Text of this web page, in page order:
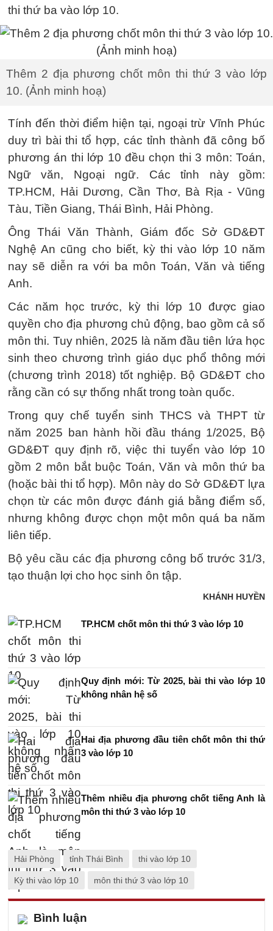
thi thứ ba vào lớp 10.
Thêm 2 địa phương chốt môn thi thứ 3 vào lớp
10. (Ảnh minh hoạ)
Tính đến thời điểm hiện tại, ngoại trừ Vĩnh Phúc
duy trì bài thi tổ hợp, các tỉnh thành đã công bố
phương án thi lớp 10 đều chọn thi 3 môn: Toán,
Ngữ văn, Ngoại ngữ. Các tỉnh này gồm:
TP.HCM, Hải Dương, Cần Thơ, Bà Rịa - Vũng
Tàu, Tiền Giang, Thái Bình, Hải Phòng.
Ông Thái Văn Thành, Giám đốc Sở GD&ĐT
Nghệ An cũng cho biết, kỳ thi vào lớp 10 năm
nay sẽ diễn ra với ba môn Toán, Văn và tiếng
Anh.
Các năm học trước, kỳ thi lớp 10 được giao
quyền cho địa phương chủ động, bao gồm cả số
môn thi. Tuy nhiên, 2025 là năm đầu tiên lứa học
sinh theo chương trình giáo dục phổ thông mới
(chương trình 2018) tốt nghiệp. Bộ GD&ĐT cho
rằng cần có sự thống nhất trong toàn quốc.
Trong quy chế tuyển sinh THCS và THPT từ
năm 2025 ban hành hồi đầu tháng 1/2025, Bộ
GD&ĐT quy định rõ, việc thi tuyển vào lớp 10
gồm 2 môn bắt buộc Toán, Văn và môn thứ ba
(hoặc bài thi tổ hợp). Môn này do Sở GD&ĐT lựa
chọn từ các môn được đánh giá bằng điểm số,
nhưng không được chọn một môn quá ba năm
liên tiếp.
Bộ yêu cầu các địa phương công bố trước 31/3,
tạo thuận lợi cho học sinh ôn tập.
KHÁNH HUYỀN
TP.HCM chốt môn thi thứ 3 vào lớp 10
Quy định mới: Từ 2025, bài thi vào lớp 10
không nhân hệ số
Hai địa phương đầu tiên chốt môn thi thứ
3 vào lớp 10
Thêm nhiều địa phương chốt tiếng Anh là
môn thi thứ 3 vào lớp 10
Hải Phòng tỉnh Thái Bình thi vào lớp 10
Kỳ thi vào lớp 10 môn thi thứ 3 vào lớp 10
Bình luận